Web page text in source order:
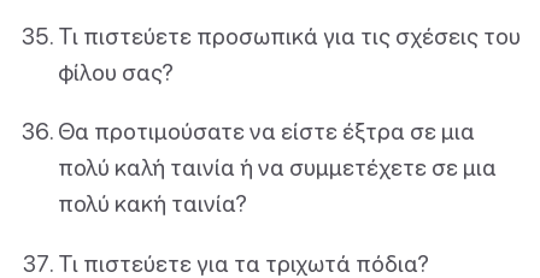
Τι πιστεύετε προσωπικά για τις σχέσεις του
φίλου σας?
Θα προτιμούσατε να είστε έξτρα σε μια
πολύ καλή ταινία ή να συμμετέχετε σε μια
πολύ κακή ταινία?
Τι πιστεύετε για τα τριχωτά πόδια?